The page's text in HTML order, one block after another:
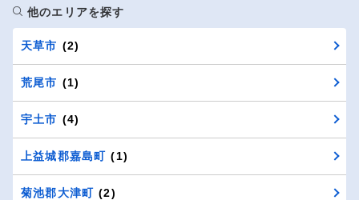
他のエリアを探す
天草市 (2)
荒尾市 (1)
宇土市 (4)
上益城郡嘉島町 (1)
菊池郡大津町 (2)